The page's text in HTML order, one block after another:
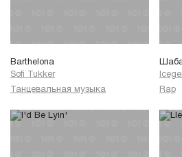
Barthelona
Sofi Tukker
Танцевальная музыка
Rap